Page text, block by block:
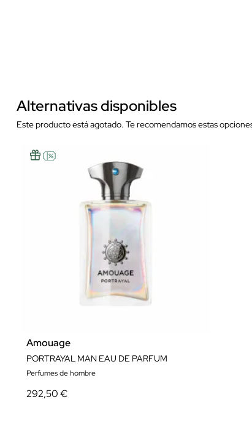
Alternativas disponibles
Este producto está agotado. Te recomendamos estas
Amouage
PORTRAYAL MAN EAU DE PARFUM
Perfumes de hombre
292,50 €